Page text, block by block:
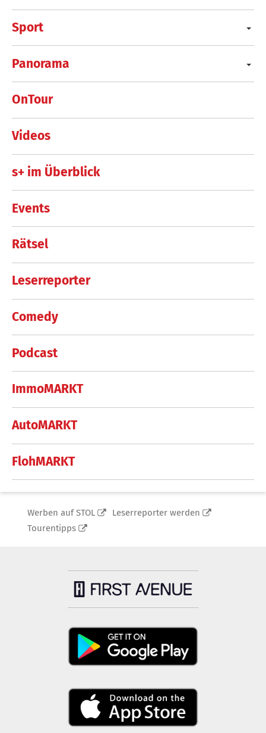
Sport
Panorama
OnTour
Videos
s+ im Überblick
Events
Rätsel
Leserreporter
Comedy
Podcast
ImmoMARKT
AutoMARKT
FlohMARKT
Werben auf STOL
Leserreporter werden
Tourentipps